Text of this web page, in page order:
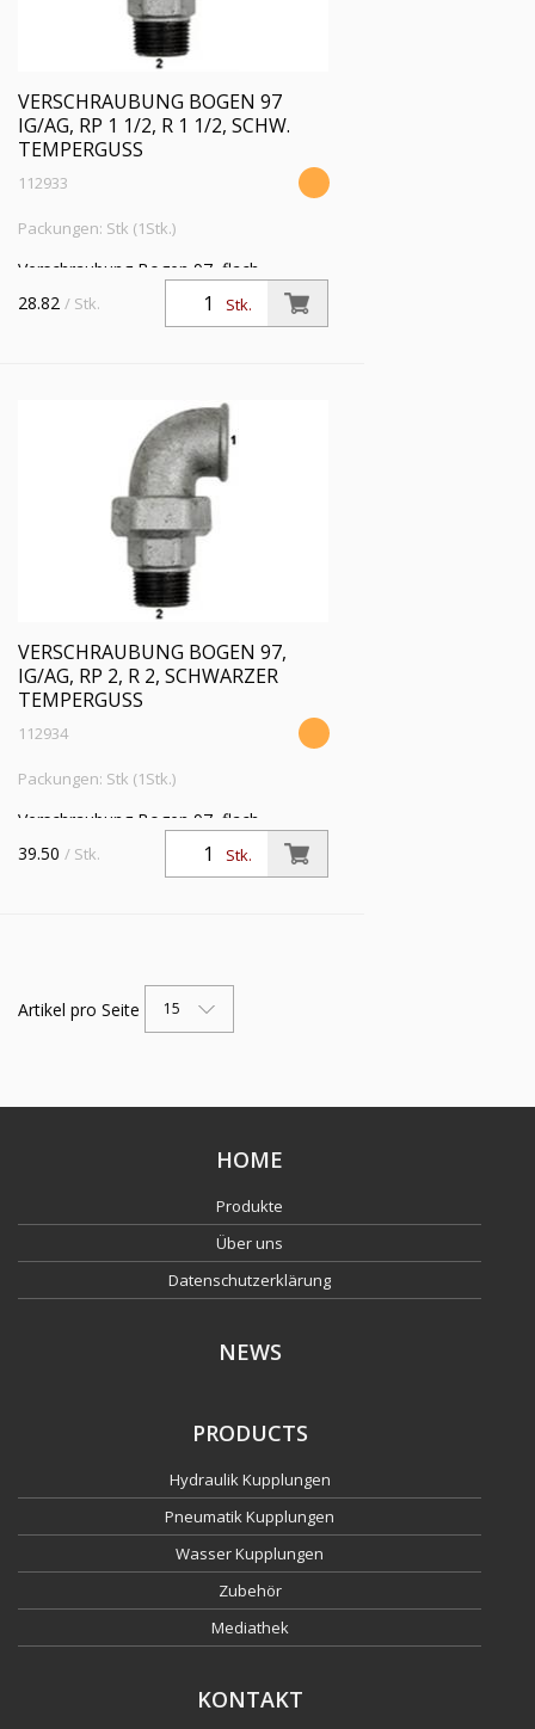
VERSCHRAUBUNG BOGEN 97
IG/AG, RP 1 1/2, R 1 1/2, SCHW.
TEMPERGUSS
112933
Packungen: Stk (1Stk.)
Verschraubung Bogen 97, flach
dichtend, IG/AG, Rp 1 1/2, R 1 1/2,
Betriebstemp. -20°C bis 200°C,
Stk.
28.82 / Stk.
VERSCHRAUBUNG BOGEN 97,
IG/AG, RP 2, R 2, SCHWARZER
TEMPERGUSS
112934
Packungen: Stk (1Stk.)
Verschraubung Bogen 97, flach
dichtend, IG/AG, Rp 2, R 2,
Betriebstemp. -20 °C bis 200 °C,
Stk.
39.50 / Stk.
Artikel pro Seite 15
HOME
Produkte
Über uns
Datenschutzerklärung
NEWS
PRODUCTS
Hydraulik Kupplungen
Pneumatik Kupplungen
Wasser Kupplungen
Zubehör
Mediathek
KONTAKT